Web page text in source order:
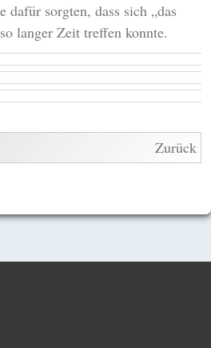
dafür sorgten, dass sich „das
langer Zeit treffen konnte.
Zurück